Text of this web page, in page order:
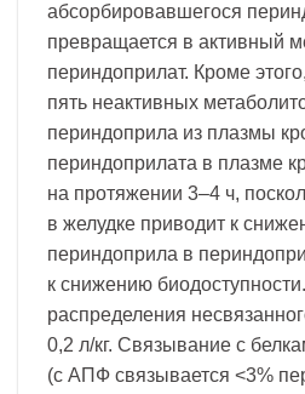
абсорбировавшегося
превращается в активный
периндоприлат. Кроме
пять неактивных
периндоприла из плазмы
периндоприлата в плазме
на протяжении 3–4 ч,
в желудке приводит к
периндоприла в
к снижению
распределения
0,2 л/кг. Связывание с
(с АПФ связывается <3%